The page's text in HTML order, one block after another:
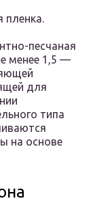
пленка.
песчаная
менее 1,5 —
для
типа
на основе